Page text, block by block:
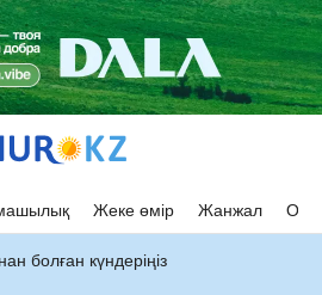
Жеке өмір Жанжал
болған күндеріңіз